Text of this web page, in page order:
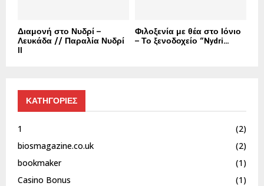
Διαμονή στο Νυδρί –
Λευκάδα // Παραλία Νυδρί
II
Φιλοξενία με θέα στο Ιόνιο
– Το ξενοδοχείο “Nydri...
ΚΑΤΗΓΟΡΙΕΣ
1
(2)
biosmagazine.co.uk
(2)
bookmaker
(1)
Casino Bonus
(1)